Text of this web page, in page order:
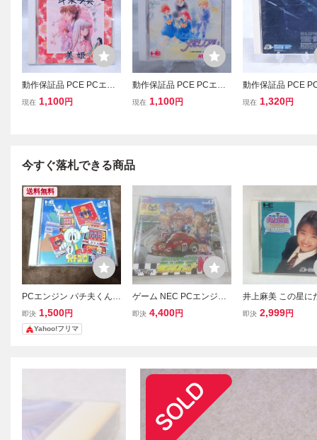
動作保証品 PCE PCエン
ジン SUPER CD-ROM2
現在 1,100円
動作保証品 PCE PCエン
ジン SUPER CD-ROM2
現在 1,100円
動作保証品 PCE
ジン SUPER CD-
現在 1,320円
今すぐ落札できる商品
送料無料
PCエンジン パチ夫くん3
パチスロ&パチンコ SUPE
R CD-ROM2
即決 1,500円
Yahoo!フリマ
ゲーム NEC PCエンジン
SUPER CD-ROM2 モト
即決 4,400円
井上麻美 この星に
ひとりのキミ PC
即決 2,999円